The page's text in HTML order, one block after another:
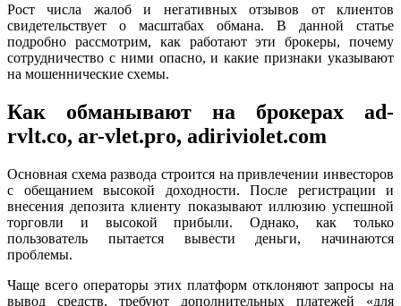
Рост числа жалоб и негативных отзывов от клиентов
свидетельствует о масштабах обмана. В данной статье
подробно рассмотрим, как работают эти брокеры, почему
сотрудничество с ними опасно, и какие признаки указывают
на мошеннические схемы.
Как обманывают на брокерах ad-
rvlt.co, ar-vlet.pro, adiriviolet.com
Основная схема развода строится на привлечении инвесторов
с обещанием высокой доходности. После регистрации и
внесения депозита клиенту показывают иллюзию успешной
торговли и высокой прибыли. Однако, как только
пользователь пытается вывести деньги, начинаются
проблемы.
Чаще всего операторы этих платформ отклоняют запросы на
вывод средств, требуют дополнительных платежей «для